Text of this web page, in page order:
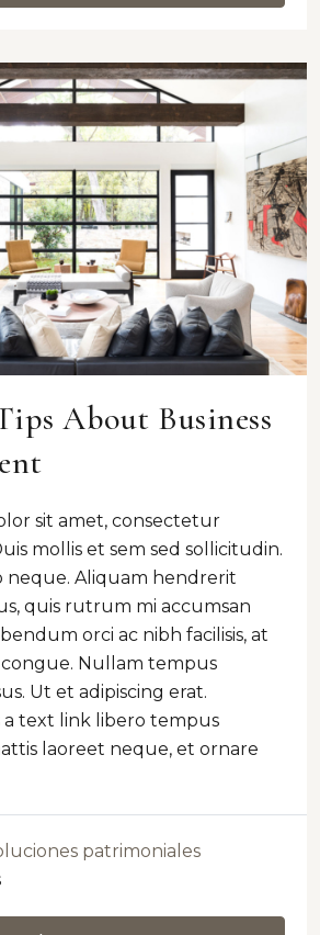
About Business
sit amet, consectetur
mollis et sem sed sollicitudin.
neque. Aliquam hendrerit
quis rutrum mi accumsan
orci ac nibh facilisis, at
Nullam tempus
Ut et adipiscing erat.
a text link libero tempus
laoreet neque, et ornare
patrimoniales